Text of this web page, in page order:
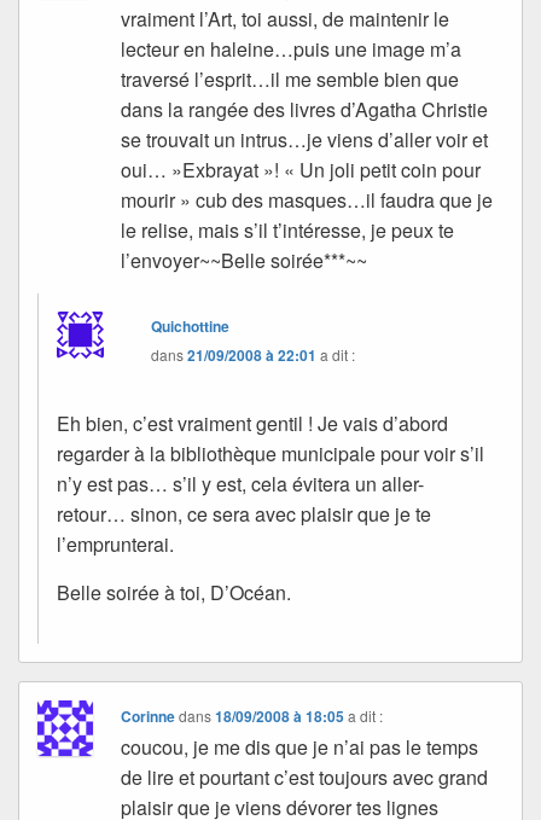
vraiment l’Art, toi aussi, de maintenir le
lecteur en haleine…puis une image m’a
traversé l’esprit…il me semble bien que
dans la rangée des livres d’Agatha Christie
se trouvait un intrus…je viens d’aller voir et
oui… »Exbrayat »! « Un joli petit coin pour
mourir » cub des masques…il faudra que je
le relise, mais s’il t’intéresse, je peux te
l’envoyer~~Belle soirée***~~
Quichottine
dans21/09/2008 à 22:01 a dit :
Eh bien, c’est vraiment gentil ! Je vais d’abord
regarder à la bibliothèque municipale pour voir s’il
n’y est pas… s’il y est, cela évitera un aller-
retour… sinon, ce sera avec plaisir que je te
l’emprunterai.
Belle soirée à toi, D’Océan.
Corinnedans18/09/2008 à 18:05 a dit :
coucou, je me dis que je n’ai pas le temps
de lire et pourtant c’est toujours avec grand
plaisir que je viens dévorer tes lignes